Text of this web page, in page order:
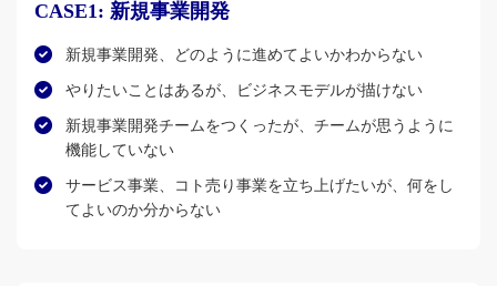
CASE1: 新規事業開発
新規事業開発、どのように進めてよいかわからない
やりたいことはあるが、ビジネスモデルが描けない
新規事業開発チームをつくったが、チームが思うように
機能していない
サービス事業、コト売り事業を立ち上げたいが、何をし
てよいのか分からない